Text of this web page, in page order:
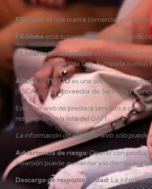
FXGlobees una marca comercial y una
FXGlobeestá autorizado en varias
FS International Limitedes una sociedad
en Casa de Socios de Ley, Autopista Kumul,
APLFX (PTY) LTDes una sociedad de
(FSCA) como Proveedor de Servicios
Este sitio web no prestará servicios a
restringido en la lista del GAFI.
La información de este sitio web sólo puede
Advertencia de riesgo:Operar con
inversión puede aumentar y/o disminuir y
Descargo de responsabilidad: La